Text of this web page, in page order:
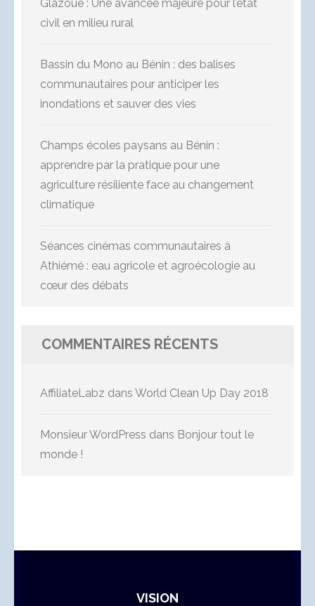
Glazoué : Une avancée majeure pour l’état
civil en milieu rural
Bassin du Mono au Bénin : des balises
communautaires pour anticiper les
inondations et sauver des vies
Champs écoles paysans au Bénin :
apprendre par la pratique pour une
agriculture résiliente face au changement
climatique
Séances cinémas communautaires à
Athiémé : eau agricole et agroécologie au
cœur des débats
COMMENTAIRES RÉCENTS
AffiliateLabz dans World Clean Up Day 2018
Monsieur WordPress dans Bonjour tout le
monde !
VISION